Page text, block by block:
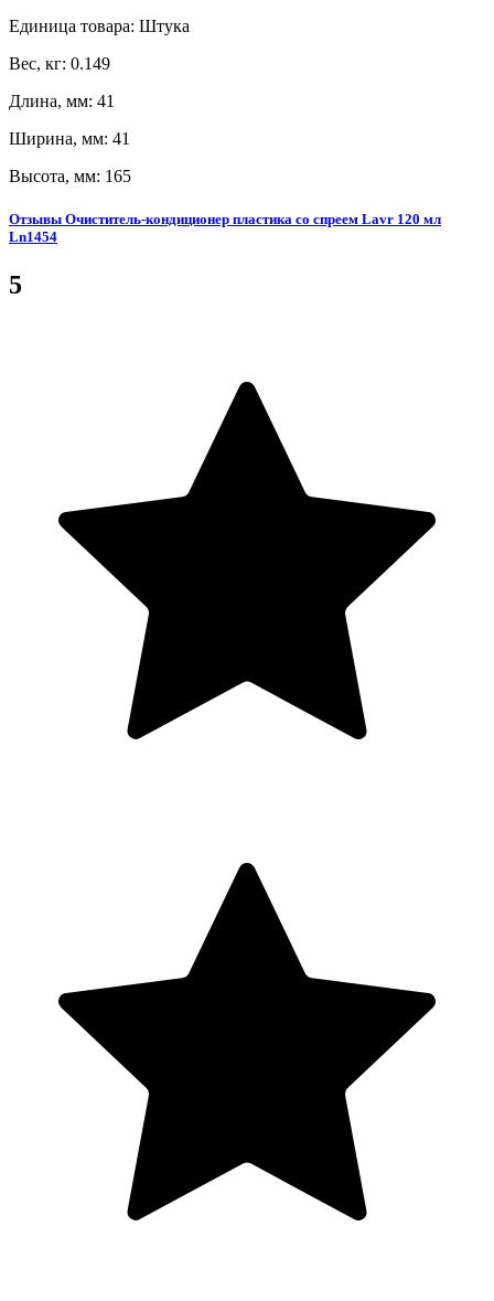
Единица товара: Штука
Вес, кг: 0.149
Длина, мм: 41
Ширина, мм: 41
Высота, мм: 165
Отзывы Очиститель-кондиционер пластика со спреем Lavr 120 мл
Ln1454
5